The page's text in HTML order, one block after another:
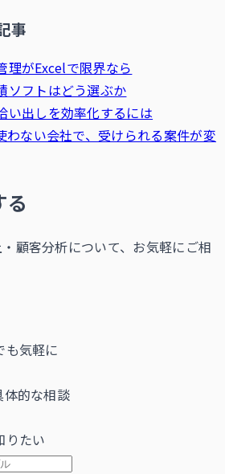
事
理がExcelで限界なら
ソフトはどう選ぶか
い出しを効率化するには
わない会社で、受けられる案件が変
る
顧客分析について、お気軽にご相
も気軽に
体的な相談
りたい